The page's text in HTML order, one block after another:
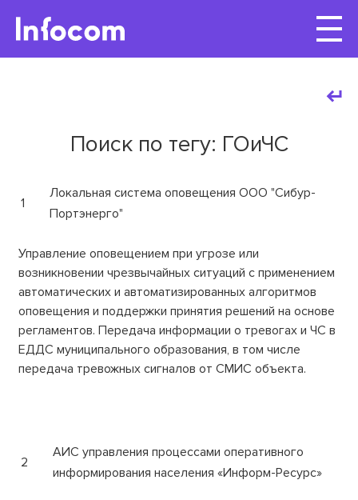
Поиск по тегу: ГОиЧС
1
Локальная система оповещения ООО "Сибур-
Портэнерго"
Управление оповещением при угрозе или
возникновении чрезвычайных ситуаций с применением
автоматических и автоматизированных алгоритмов
оповещения и поддержки принятия решений на основе
регламентов. Передача информации о тревогах и ЧС в
ЕДДС муниципального образования, в том числе
передача тревожных сигналов от СМИС объекта.
2
АИС управления процессами оперативного
информирования населения «Информ-Ресурс»